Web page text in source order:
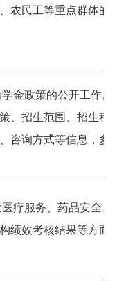
农民工等重点群体的
金政策的公开工作。
、招生范围、招生程
咨询方式等信息，多
疗服务、药品安全、
绩效考核结果等方面